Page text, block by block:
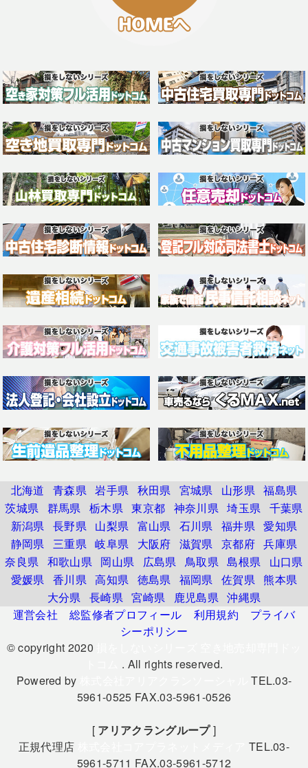
北海道 青森県 岩手県 秋田県 宮城県 山形県 福島県
茨城県 群馬県 栃木県 東京都 神奈川県 埼玉県 千葉県
新潟県 長野県 山梨県 富山県 石川県 福井県 愛知県
静岡県 三重県 岐阜県 大阪府 滋賀県 京都府 兵庫県
奈良県 和歌山県 岡山県 広島県 鳥取県 島根県
山口県
愛媛県 香川県 高知県 徳島県 福岡県 佐賀県 熊本県
大分県 長崎県 宮崎県 鹿児島県 沖縄県
運営会社
総監修者プロフィール 利用規約
プライバ
シーポリシー
© copyright 2020
. All rights reserved.
Powered by
TEL.03-
5961-0525 FAX.03-5961-0526
[ アリアクラングループ]
正規代理店
TEL.03-
5961-5711 FAX.03-5961-5712